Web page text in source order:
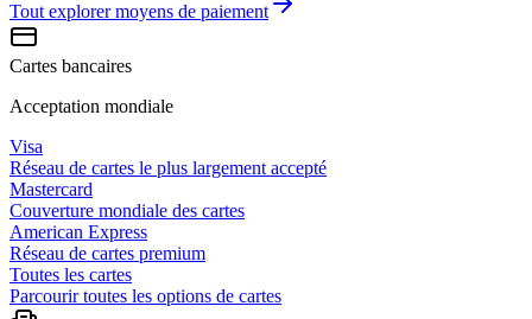
Tout explorer moyens de paiement
Cartes bancaires
Acceptation mondiale
Visa
Réseau de cartes le plus largement accepté
Mastercard
Couverture mondiale des cartes
American Express
Réseau de cartes premium
Toutes les cartes
Parcourir toutes les options de cartes